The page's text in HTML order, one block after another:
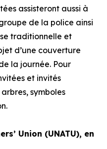
assisteront aussi à
de la police ainsi
traditionnelle et
d’une couverture
la journée. Pour
et invités
symboles
Union (UNATU), en